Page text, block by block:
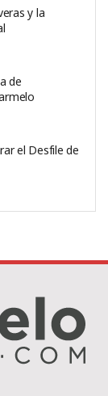
y la
de
el Desfile de